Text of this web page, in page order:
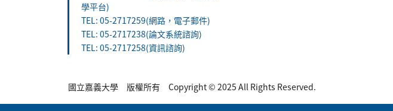
學平台)
TEL: 05-2717259(網路，電子郵件)
TEL: 05-2717238(論文系統諮詢)
TEL: 05-2717258(資訊諮詢)
國立嘉義大學 版權所有 Copyright © 2025 All Rights Reserved.